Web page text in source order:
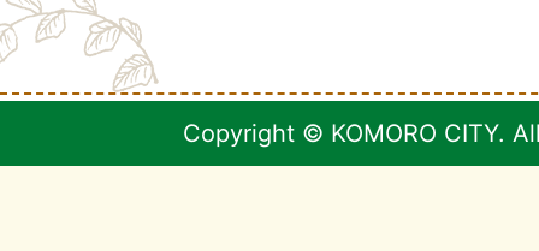
Copyright © KOMORO CITY.